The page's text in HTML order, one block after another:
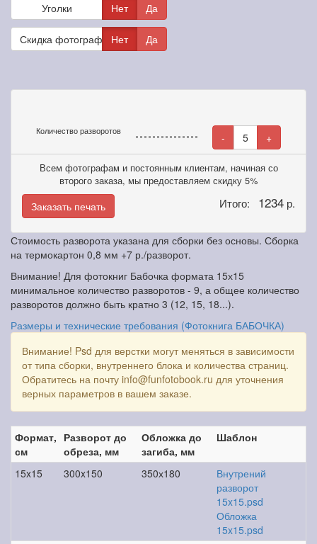
Уголки Нет Да
Скидка фотографамНет Да
Количество разворотов - 5 +
Всем фотографам и постоянным клиентам, начиная со
второго заказа, мы предоставляем скидку 5%
Заказать печать Итого: 1234 р.
Стоимость разворота указана для сборки без основы. Сборка
на термокартон 0,8 мм +7 р./разворот.
Внимание! Для фотокниг Бабочка формата 15х15
минимальное количество разворотов - 9, а общее количество
разворотов должно быть кратно 3 (12, 15, 18...).
Размеры и технические требования (Фотокнига БАБОЧКА)
Внимание! Psd для верстки могут меняться в зависимости
от типа сборки, внутреннего блока и количества страниц.
Обратитесь на почту info@funfotobook.ru для уточнения
верных параметров в вашем заказе.
Формат,
см
Разворот до
обреза, мм
Обложка до
загиба, мм
Шаблон
15x15 300x150 350х180
Внутрений
разворот
15x15.psd
Обложка
15x15.psd